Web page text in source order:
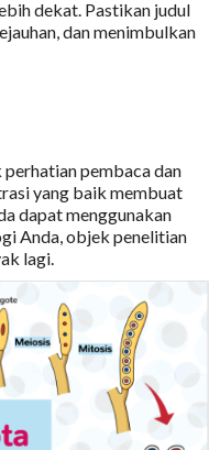
dekat. Pastikan judul
dan menimbulkan
pembaca dan
yang baik membuat
dapat menggunakan
Anda, objek penelitian
lagi.